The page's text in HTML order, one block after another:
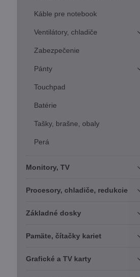
Káble pre notebook
Ventilátory, chladiče
Zabezpečenie
Pánty
Touchpad
Batérie
Tašky, brašne, obaly
Perá
Monitory, TV
Procesory, chladiče, redukcie
Základné dosky
Pamäte, čítačky kariet
Grafické a TV karty